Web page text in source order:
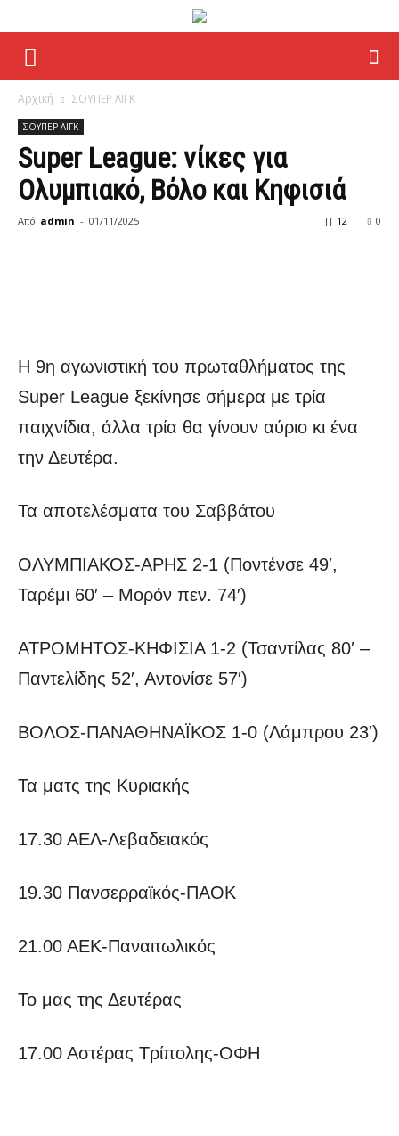
sportskalampaka
Αρχική ΣΟΥΠΕΡ ΛΙΓΚ
ΣΟΥΠΕΡ ΛΙΓΚ
Super League: νίκες για
Ολυμπιακό, Βόλο και Κηφισιά
Από admin - 01/11/2025 0
12
Η 9η αγωνιστική του πρωταθλήματος της
Super League ξεκίνησε σήμερα με τρία
παιχνίδια, άλλα τρία θα γίνουν αύριο κι ένα
την Δευτέρα.
Τα αποτελέσματα του Σαββάτου
ΟΛΥΜΠΙΑΚΟΣ-ΑΡΗΣ 2-1 (Ποντένσε 49′,
Ταρέμι 60′ – Μορόν πεν. 74′)
ΑΤΡΟΜΗΤΟΣ-ΚΗΦΙΣΙΑ 1-2 (Τσαντίλας 80′ –
Παντελίδης 52′, Αντονίσε 57′)
ΒΟΛΟΣ-ΠΑΝΑΘΗΝΑΪΚΟΣ 1-0 (Λάμπρου 23′)
Τα ματς της Κυριακής
17.30 ΑΕΛ-Λεβαδειακός
19.30 Πανσερραϊκός-ΠΑΟΚ
21.00 ΑΕΚ-Παναιτωλικός
Το μας της Δευτέρας
17.00 Αστέρας Τρίπολης-ΟΦΗ